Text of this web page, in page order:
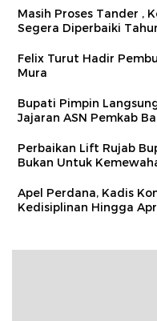
Masih Proses Tander ,
Segera Diperbaiki
Felix Turut Hadir
Mura
Bupati Pimpin
Jajaran ASN Pemkab
Perbaikan Lift Rujab
Bukan Untuk
Apel Perdana, Kadis
Kedisiplinan Hingga